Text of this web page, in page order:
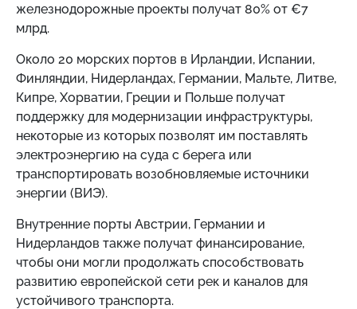
железнодорожные проекты получат 80% от €7
млрд.
Около 20 морских портов в Ирландии, Испании,
Финляндии, Нидерландах, Германии, Мальте, Литве,
Кипре, Хорватии, Греции и Польше получат
поддержку для модернизации инфраструктуры,
некоторые из которых позволят им поставлять
электроэнергию на суда с берега или
транспортировать возобновляемые источники
энергии (ВИЭ).
Внутренние порты Австрии, Германии и
Нидерландов также получат финансирование,
чтобы они могли продолжать способствовать
развитию европейской сети рек и каналов для
устойчивого транспорта.